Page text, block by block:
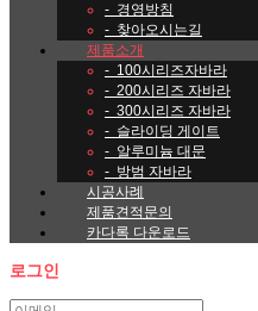
- 경영방침
- 찾아오시는길
제품소개
- 100시리즈자바라
- 200시리즈 자바라
- 300시리즈 자바라
- 슬라이딩 게이트
- 알루미늄 대문
- 방범 자바라
시공사례
제품견적문의
카다록 다운로드
로그인